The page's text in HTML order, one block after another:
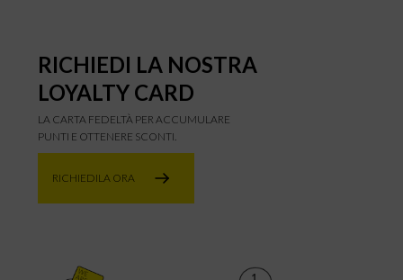
RICHIEDI LA NOSTRA
LOYALTY CARD
LA CARTA FEDELTÀ PER ACCUMULARE
PUNTI E OTTENERE SCONTI.
RICHIEDILA ORA